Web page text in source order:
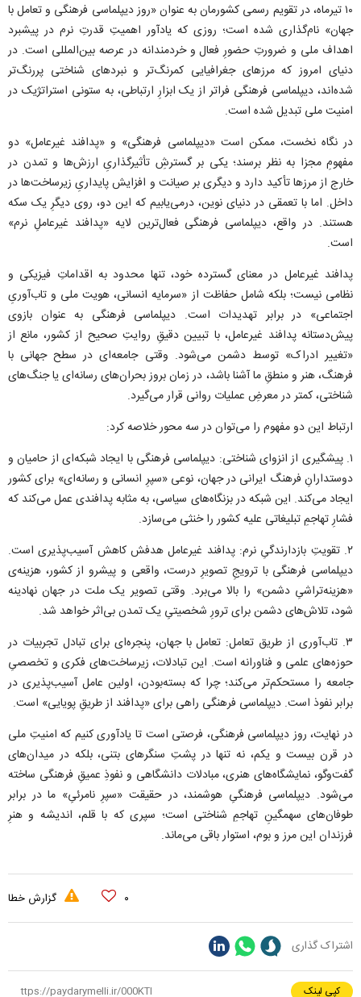
۱۰ تیرماه، در تقویم رسمی کشورمان به عنوان «روز دیپلماسی فرهنگی و تعامل با
جهان» نام‌گذاری شده است؛ روزی که یادآور اهمیتِ قدرتِ نرم در پیشبرد
اهداف ملی و ضرورتِ حضورِ فعال و خردمندانه در عرصه بین‌المللی است. در
دنیای امروز که مرز‌های جغرافیایی کمرنگ‌تر و نبرد‌های شناختی پررنگ‌تر
شده‌اند، دیپلماسی فرهنگی فراتر از یک ابزارِ ارتباطی، به ستونی استراتژیک در
امنیت ملی تبدیل شده است.
در نگاه نخست، ممکن است «دیپلماسی فرهنگی» و «پدافند غیرعامل» دو
مفهومِ مجزا به نظر برسند؛ یکی بر گسترشِ تأثیرگذاریِ ارزش‌ها و تمدن در
خارج از مرز‌ها تأکید دارد و دیگری بر صیانت و افزایش پایداریِ زیرساخت‌ها در
داخل. اما با تعمقی در دنیای نوین، درمی‌یابیم که این دو، روی دیگرِ یک سکه
هستند. در واقع، دیپلماسی فرهنگی فعال‌ترین لایه «پدافند غیرعاملِ نرم»
است.
پدافند غیرعامل در معنای گسترده خود، تنها محدود به اقداماتِ فیزیکی و
نظامی نیست؛ بلکه شامل حفاظت از «سرمایه انسانی، هویت ملی و تاب‌آوریِ
اجتماعی» در برابر تهدیدات است. دیپلماسی فرهنگی به عنوان بازوی
پیش‌دستانه پدافند غیرعامل، با تبیین دقیقِ روایتِ صحیح از کشور، مانع از
«تغییر ادراک» توسط دشمن می‌شود. وقتی جامعه‌ای در سطح جهانی با
فرهنگ، هنر و منطقِ ما آشنا باشد، در زمان بروز بحران‌های رسانه‌ای یا جنگ‌های
شناختی، کمتر در معرضِ عملیات روانی قرار می‌گیرد.
ارتباط این دو مفهوم را می‌توان در سه محور خلاصه کرد:
۱. پیشگیری از انزوای شناختی: دیپلماسی فرهنگی با ایجاد شبکه‌ای از حامیان و
دوستدارانِ فرهنگ ایرانی در جهان، نوعی «سپرِ انسانی و رسانه‌ای» برای کشور
ایجاد می‌کند. این شبکه در بزنگاه‌های سیاسی، به مثابه پدافندی عمل می‌کند که
فشارِ تهاجمِ تبلیغاتی علیه کشور را خنثی می‌سازد.
۲. تقویتِ بازدارندگیِ نرم: پدافند غیرعامل هدفش کاهش آسیب‌پذیری است.
دیپلماسی فرهنگی با ترویجِ تصویرِ درست، واقعی و پیشرو از کشور، هزینه‌ی
«هزینه‌تراشیِ دشمن» را بالا می‌برد. وقتی تصویر یک ملت در جهان نهادینه
شود، تلاش‌های دشمن برای ترورِ شخصیتیِ یک تمدن بی‌اثر خواهد شد.
۳. تاب‌آوری از طریق تعامل: تعامل با جهان، پنجره‌ای برای تبادل تجربیات در
حوزه‌های علمی و فناورانه است. این تبادلات، زیرساخت‌های فکری و تخصصیِ
جامعه را مستحکم‌تر می‌کند؛ چرا که بسته‌بودن، اولین عامل آسیب‌پذیری در
برابر نفوذ است. دیپلماسی فرهنگی راهی برای «پدافند از طریقِ پویایی» است.
در نهایت، روز دیپلماسی فرهنگی، فرصتی است تا یادآوری کنیم که امنیتِ ملی
در قرن بیست و یکم، نه تنها در پشتِ سنگر‌های بتنی، بلکه در میدان‌های
گفت‌و‌گو، نمایشگاه‌های هنری، مبادلات دانشگاهی و نفوذِ عمیقِ فرهنگی ساخته
می‌شود. دیپلماسی فرهنگیِ هوشمند، در حقیقت «سپرِ نامرئیِ» ما در برابر
طوفان‌های سهمگینِ تهاجمِ شناختی است؛ سپری که با قلم، اندیشه و هنرِ
فرزندان این مرز و بوم، استوار باقی می‌ماند.
۰ گزارش خطا
اشتراک گذاری
کپی لینک